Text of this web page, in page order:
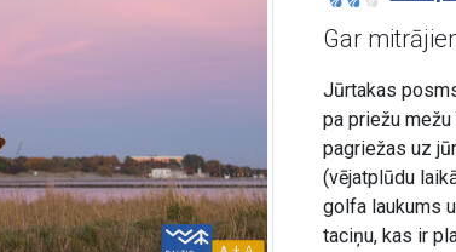
Gar
Jūrtakas
pa priežu
pagriežas uz
(vējatplūdu
golfa laukums
taciņu, kas ir